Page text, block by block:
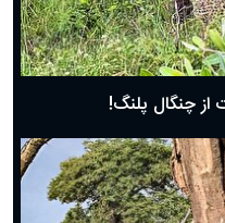
از چنگال پلنگ!